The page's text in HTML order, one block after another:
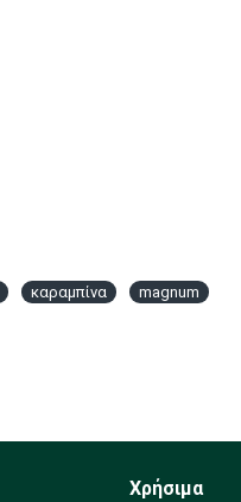
καραμπίνα magnum
Χρήσιμα